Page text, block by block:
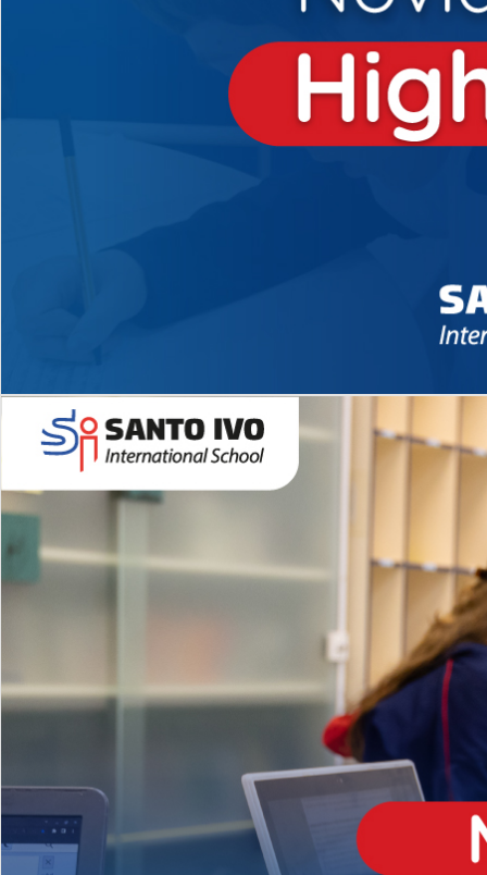
Novidades 2026 High School
EDUCAÇÃO INFANTIL
Inglês todos os dias
MÉDIO
igh School
Dupla Diplomação